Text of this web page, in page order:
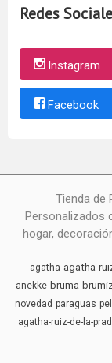
Redes
Instagram
Facebook
Tienda de
Personalizados
hogar,
agatha agatha-
anekke bruma
novedad paraguas
agatha-ruiz-de-la-